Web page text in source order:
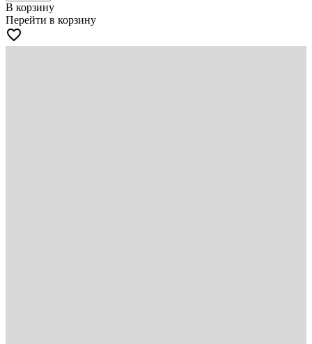
В корзину
Перейти в корзину
favorite_border